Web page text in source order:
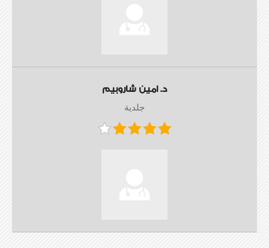
د. امين شاروبيم
جلدية